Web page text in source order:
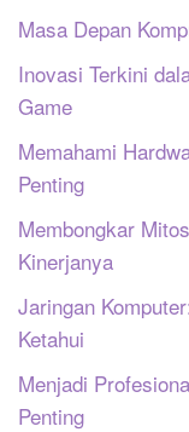
Masa Depan
Inovasi Terkini
Game
Memahami
Penting
Membongkar
Kinerjanya
Jaringan
Ketahui
Menjadi
Penting